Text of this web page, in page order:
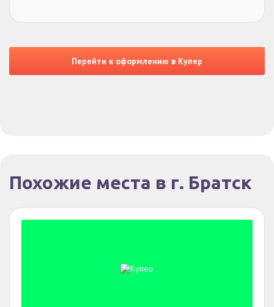
Перейти к оформлению в Купер
Похожие места в г. Братск